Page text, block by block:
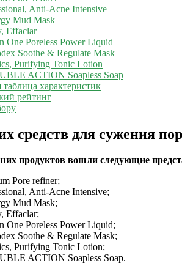
Anti-Acne Intensive
Mud Mask
Effaclar
One Poreless Power Liquid
Soothe & Regulate Mask
Purifying Tonic Lotion
ACTION Soapless Soap
характеристик
рейтинг
средств для сужения пор
продуктов вошли следующие
Pore refiner;
Anti-Acne Intensive;
Mud Mask;
Effaclar;
One Poreless Power Liquid;
Soothe & Regulate Mask;
Purifying Tonic Lotion;
ACTION Soapless Soap.